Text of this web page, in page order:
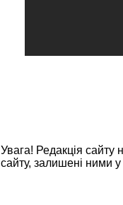
Увага! Редакція сайту
сайту, залишені ними